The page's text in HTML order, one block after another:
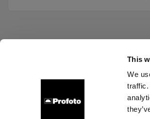
This
We
traffic.
会社概要 お問い合わせ 採用情報